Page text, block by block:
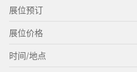
展位预订
展位价格
时间/地点